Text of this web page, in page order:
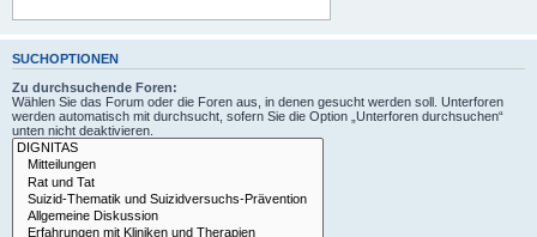
SUCHOPTIONEN
Zu durchsuchende Foren:
Wählen Sie das Forum oder die Foren aus, in denen gesucht werden soll. Unterforen
werden automatisch mit durchsucht, sofern Sie die Option „Unterforen durchsuchen“
unten nicht deaktivieren.